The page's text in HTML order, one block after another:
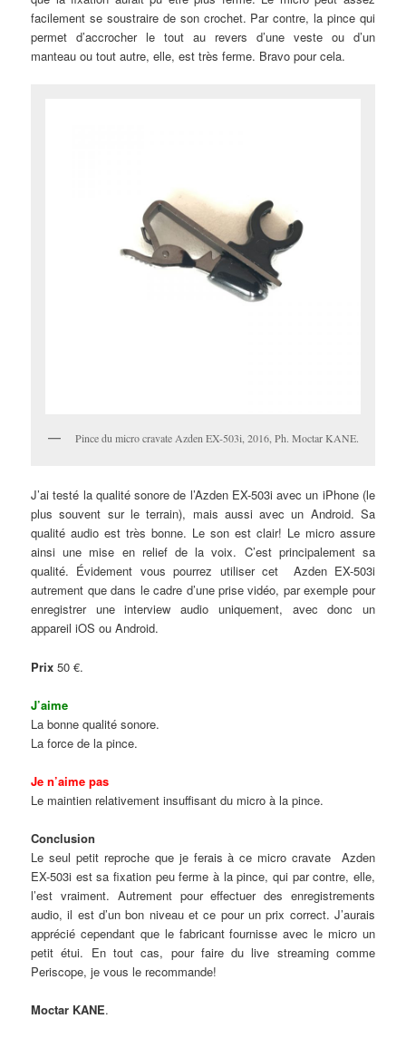
facilement se soustraire de son crochet. Par contre, la pince qui
permet d’accrocher le tout au revers d’une veste ou d’un
manteau ou tout autre, elle, est très ferme. Bravo pour cela.
Pince du micro cravate Azden EX-503i, 2016, Ph. Moctar KANE.
J’ai testé la qualité sonore de l’Azden EX-503i avec un iPhone (le
plus souvent sur le terrain), mais aussi avec un Android. Sa
qualité audio est très bonne. Le son est clair! Le micro assure
ainsi une mise en relief de la voix. C’est principalement sa
qualité. Évidement vous pourrez utiliser cet Azden EX-503i
autrement que dans le cadre d’une prise vidéo, par exemple pour
enregistrer une interview audio uniquement, avec donc un
appareil iOS ou Android.
Prix 50 €.
J’aime
La bonne qualité sonore.
La force de la pince.
Je n’aime pas
Le maintien relativement insuffisant du micro à la pince.
Conclusion
Le seul petit reproche que je ferais à ce micro cravate Azden
EX-503i est sa fixation peu ferme à la pince, qui par contre, elle,
l’est vraiment. Autrement pour effectuer des enregistrements
audio, il est d’un bon niveau et ce pour un prix correct. J’aurais
apprécié cependant que le fabricant fournisse avec le micro un
petit étui. En tout cas, pour faire du live streaming comme
Periscope, je vous le recommande!
Moctar KANE.